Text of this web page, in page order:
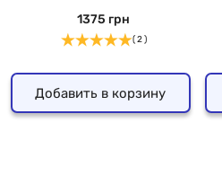
1375 грн
( 2 )
Добавить в корзину